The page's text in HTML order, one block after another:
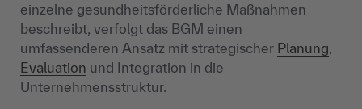
einzelne gesundheitsförderliche Maßnahmen
beschreibt, verfolgt das BGM einen
umfassenderen Ansatz mit strategischer Planung,
Evaluation und Integration in die
Unternehmensstruktur.